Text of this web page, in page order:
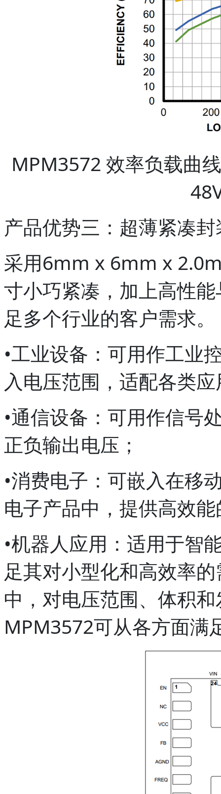
MPM3572 效率负载曲
产品优势三：超薄紧凑
采用6mm x 6mm x
寸小巧紧凑，加上高性
足多个行业的客户需求。
•工业设备：可用作工业
入电压范围，适配各类
•通信设备：可用作信号
正负输出电压；
•消费电子：可嵌入在移
电子产品中，提供高效
•机器人应用：适用于智
足其对小型化和高效率
中，对电压范围、体积
MPM3572可从各方面满